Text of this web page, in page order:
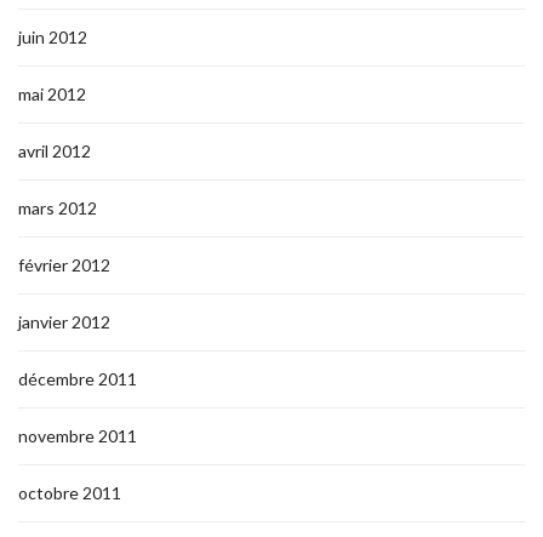
juin 2012
mai 2012
avril 2012
mars 2012
février 2012
janvier 2012
décembre 2011
novembre 2011
octobre 2011